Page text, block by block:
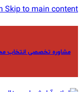
Skip to main content
مشاوره تخصصی انتخاب محصول